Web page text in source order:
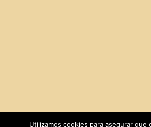
Utilizamos cookies para asegurar que